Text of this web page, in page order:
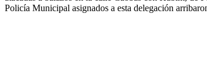
Policía Municipal asignados a esta delegación